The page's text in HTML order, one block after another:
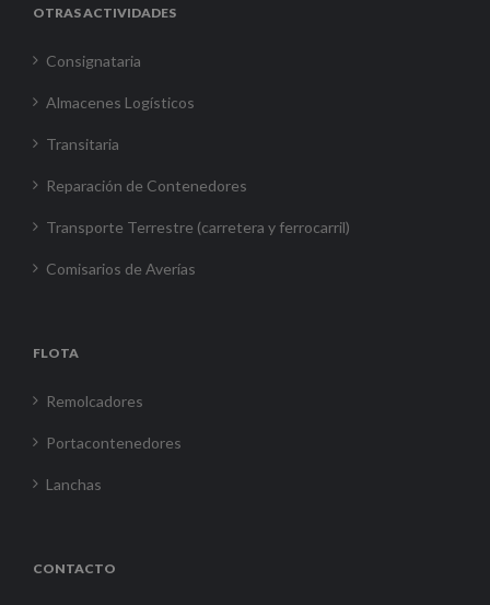
OTRAS ACTIVIDADES
Consignataria
Almacenes Logísticos
Transitaria
Reparación de Contenedores
Transporte Terrestre (carretera y ferrocarril)
Comisarios de Averías
FLOTA
Remolcadores
Portacontenedores
Lanchas
CONTACTO